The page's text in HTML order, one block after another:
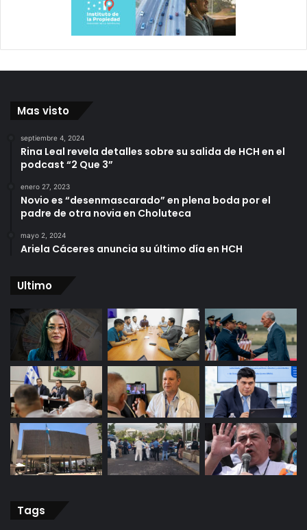
Mas visto
septiembre 4, 2024
Rina Leal revela detalles sobre su salida de HCH en el
podcast “2 Que 3”
enero 27, 2023
Novio es “desenmascarado” en plena boda por el
padre de otra novia en Choluteca
mayo 2, 2024
Ariela Cáceres anuncia su último día en HCH
Ultimo
Tags